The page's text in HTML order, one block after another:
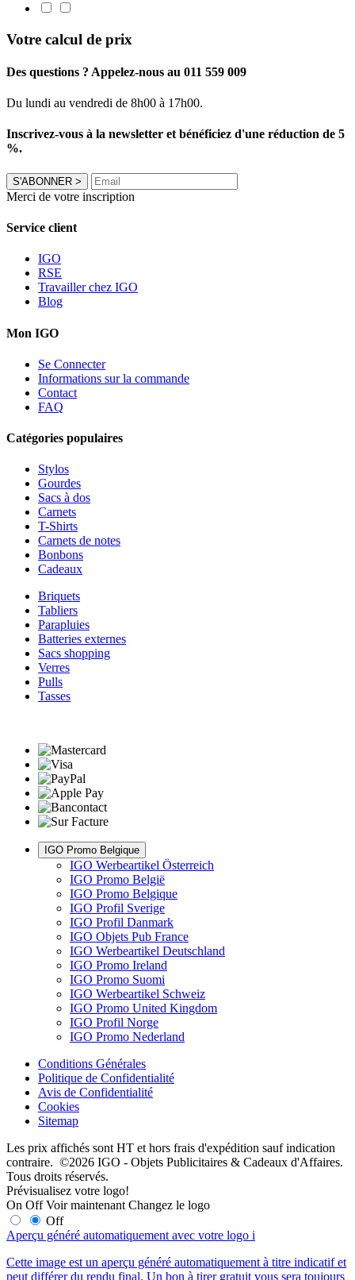
Votre calcul de prix
Des questions ? Appelez-nous au 011 559 009
Du lundi au vendredi de 8h00 à 17h00.
Inscrivez-vous à la newsletter et bénéficiez d'une réduction de 5
%.
S'ABONNER >
Merci de votre inscription
Service client
IGO
RSE
Travailler chez IGO
Blog
Mon IGO
Se Connecter
Informations sur la commande
Contact
FAQ
Catégories populaires
Stylos
Gourdes
Sacs à dos
Carnets
T-Shirts
Carnets de notes
Bonbons
Cadeaux
Briquets
Tabliers
Parapluies
Batteries externes
Sacs shopping
Verres
Pulls
Tasses
IGO Promo Belgique
IGO Werbeartikel Österreich
IGO Promo België
IGO Promo Belgique
IGO Profil Sverige
IGO Profil Danmark
IGO Objets Pub France
IGO Werbeartikel Deutschland
IGO Promo Ireland
IGO Promo Suomi
IGO Werbeartikel Schweiz
IGO Promo United Kingdom
IGO Profil Norge
IGO Promo Nederland
Conditions Générales
Politique de Confidentialité
Avis de Confidentialité
Cookies
Sitemap
Les prix affichés sont HT et hors frais d'expédition sauf indication
contraire. ©2026 IGO - Objets Publicitaires & Cadeaux d'Affaires.
Tous droits réservés.
Prévisualisez votre logo!
On Off Voir maintenant Changez le logo
Off
Aperçu généré automatiquement avec votre logo i
Cette image est un aperçu généré automatiquement à titre indicatif et
peut différer du rendu final. Un bon à tirer gratuit vous sera toujours